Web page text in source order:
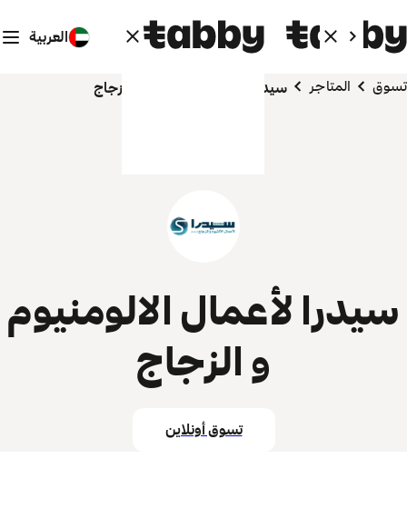
العربية
تسوق المتاجر سيدرا لأعمال الالومنيوم و الزجاج
سيدرا لأعمال الالومنيوم
و الزجاج
تسوق أونلاين